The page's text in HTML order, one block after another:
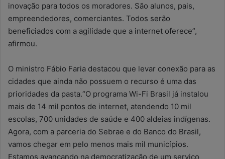
inovação para todos os moradores. São alunos, pais,
empreendedores, comerciantes. Todos serão
beneficiados com a agilidade que a internet oferece”,
afirmou.
O ministro Fábio Faria destacou que levar conexão para as
cidades que ainda não possuem o recurso é uma das
prioridades da pasta.“O programa Wi-Fi Brasil já instalou
mais de 14 mil pontos de internet, atendendo 10 mil
escolas, 700 unidades de saúde e 400 aldeias indígenas.
Agora, com a parceria do Sebrae e do Banco do Brasil,
vamos chegar em pelo menos mais mil municípios.
Estamos avançando na democratização de um serviço